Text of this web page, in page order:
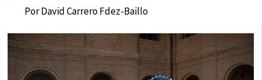
PorDavid Carrero Fdez-Baillo